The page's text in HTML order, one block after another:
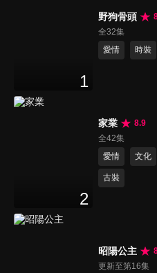
1
野狗骨頭
全32集
愛情
時裝
2
家業
8.9
全42集
愛情
文化
古裝
昭陽公主
更新至第16集